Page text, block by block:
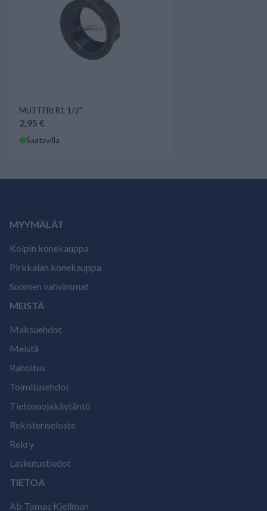
MUTTERI R1 1/2"
2,95 €
Saatavilla
MYYMÄLÄT
Kolpin konekauppa
Pirkkalan konekauppa
Suomen vahvimmat
MEISTÄ
Maksuehdot
Meistä
Rahoitus
Toimitusehdot
Tietosuojakäytäntö
Rekisteriseloste
Rekry
Laskutustiedot
TIETOA
Ab Tomas Kjellman